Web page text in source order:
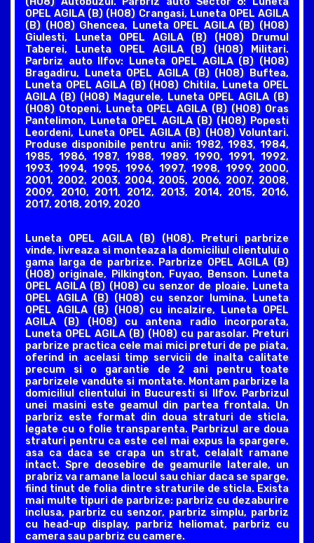
OPEL AGILA (B) (H08) Crangasi, Luneta OPEL AGILA
(B) (H08) Ghencea, Luneta OPEL AGILA (B) (H08)
Giulesti, Luneta OPEL AGILA (B) (H08) Drumul
Taberei, Luneta OPEL AGILA (B) (H08) Militari.
Parbriz auto Ilfov: Luneta OPEL AGILA (B) (H08)
Bragadiru, Luneta OPEL AGILA (B) (H08) Buftea,
Luneta OPEL AGILA (B) (H08) Chitila, Luneta OPEL
AGILA (B) (H08) Magurele, Luneta OPEL AGILA (B)
(H08) Otopeni, Luneta OPEL AGILA (B) (H08) Oras
Pantelimon, Luneta OPEL AGILA (B) (H08) Popesti
Leordeni, Luneta OPEL AGILA (B) (H08) Voluntari.
Produse disponibile pentru anii: 1982, 1983, 1984,
1985, 1986, 1987, 1988, 1989, 1990, 1991, 1992,
1993, 1994, 1995, 1996, 1997, 1998, 1999, 2000,
2001, 2002, 2003, 2004, 2005, 2006, 2007, 2008,
2009, 2010, 2011, 2012, 2013, 2014, 2015, 2016,
2017, 2018, 2019, 2020
Luneta OPEL AGILA (B) (H08). Preturi parbrize
vinde, livreaza si monteaza la domiciliul clientului o
gama larga de parbrize. Parbrize OPEL AGILA (B)
(H08) originale, Pilkington, Fuyao, Benson. Luneta
OPEL AGILA (B) (H08) cu senzor de ploaie, Luneta
OPEL AGILA (B) (H08) cu senzor lumina, Luneta
OPEL AGILA (B) (H08) cu incalzire, Luneta OPEL
AGILA (B) (H08) cu antena radio incorporata,
Luneta OPEL AGILA (B) (H08) cu parasolar. Preturi
parbrize practica cele mai mici preturi de pe piata,
oferind in acelasi timp servicii de inalta calitate
precum si o garantie de 2 ani pentru toate
parbrizele vandute si montate. Montam parbrize la
domiciliul clientului in Bucuresti si Ilfov. Parbrizul
unei masini este geamul din partea frontala. Un
parbriz este format din doua straturi de sticla,
legate cu o folie transparenta. Parbrizul are doua
straturi pentru ca este cel mai expus la spargere,
asa ca daca se crapa un strat, celalalt ramane
intact. Spre deosebire de geamurile laterale, un
prabriz va ramane la locul sau chiar daca se sparge,
fiind tinut de folia dintre straturile de sticla. Exista
mai multe tipuri de parbrize: parbriz cu dezaburire
inclusa, parbriz cu senzor, parbriz simplu, parbriz
cu head-up display, parbriz heliomat, parbriz cu
camera sau parbriz cu camere.